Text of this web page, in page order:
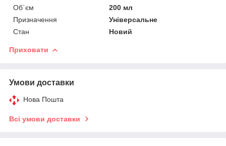
Об`єм
200 мл
Призначення
Універсальне
Стан
Новий
Приховати
Умови доставки
Нова Пошта
Всі умови доставки